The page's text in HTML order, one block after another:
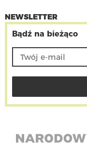
NEWSLETTER
Bądź na bieżąco